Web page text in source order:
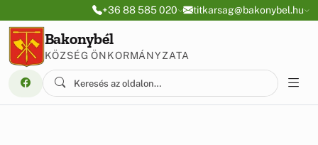
Ugrás a menüre
Ugrás a tartalomra+36 88 585 020 titkarsag@bakonybel.hu
Bakonybél
KÖZSÉG ÖNKORMÁNYZATA